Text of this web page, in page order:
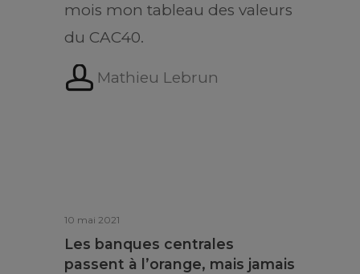
mois mon tableau des valeurs
du CAC40.
Mathieu Lebrun
10 mai 2021
Les banques centrales
passent à l’orange, mais jamais